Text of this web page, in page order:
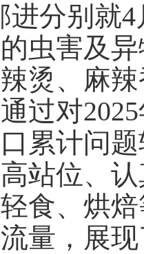
进分别就4
虫害及
烫、麻
过对
累计问
站位、
食、烘
量，展